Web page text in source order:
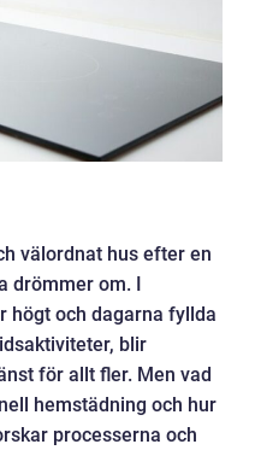
välordnat hus efter en
drömmer om. I
högt och dagarna fyllda
blir
för allt fler. Men vad
hemstädning och hur
processerna och